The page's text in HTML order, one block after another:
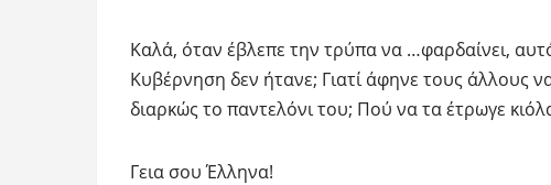
Καλά, όταν έβλεπε την τρύπα να …φαρδαίνει,
Κυβέρνηση δεν ήτανε; Γιατί άφηνε τους άλλους
διαρκώς το παντελόνι του; Πού να τα έτρωγε
Γεια σου Έλληνα!